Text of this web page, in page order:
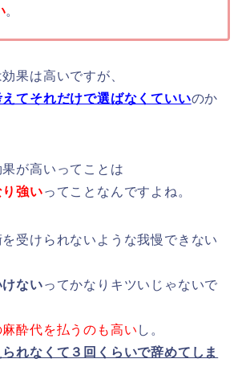
。
果は高いですが、
てそれだけで選ばなくていいのか
が高いってことは
強いってことなんですよね。
受けられないような我慢できない
ないってかなりキツいじゃないで
酔代を払うのも高い し。
れなくて３回くらいで辞めてしま